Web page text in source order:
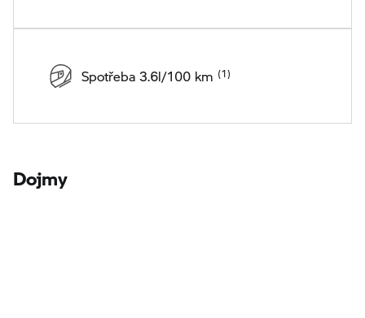
Spotřeba 3.6l/100 km
Dojmy